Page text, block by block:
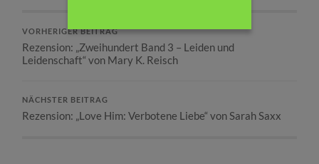
VORHERIGER BEITRAG
Rezension: „Zweihundert Band 3 – Leiden und
Leidenschaft“ von Mary K. Reisch
NÄCHSTER BEITRAG
Rezension: „Love Him: Verbotene Liebe“ von Sarah Saxx